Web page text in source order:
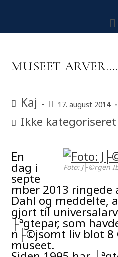
MUSEET ARVER….
Kaj 17. august 2014
Ikke kategoriseret
Foto: J├©rgen
En
dag i
septe
mber 2013 ringede
Dahl og meddelte,
gjort til
├ªgtepar, som
n├©jsomt liv blot 8
museet.